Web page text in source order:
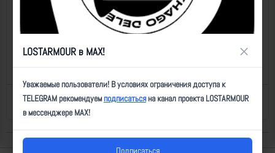
Назад к списку Последнее обновление: 23.07.2024 20:22
LOSTARMOUR в MAX! ×
Уважаемые пользователи! В условиях ограничения доступа к
TELEGRAM рекомендуемподписатьсяна канал проекта LOSTARMOUR
в мессенджере MAX!
Подписаться